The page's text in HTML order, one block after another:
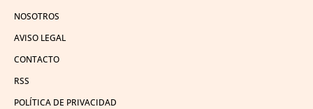
NOSOTROS
AVISO LEGAL
CONTACTO
RSS
POLÍTICA DE PRIVACIDAD